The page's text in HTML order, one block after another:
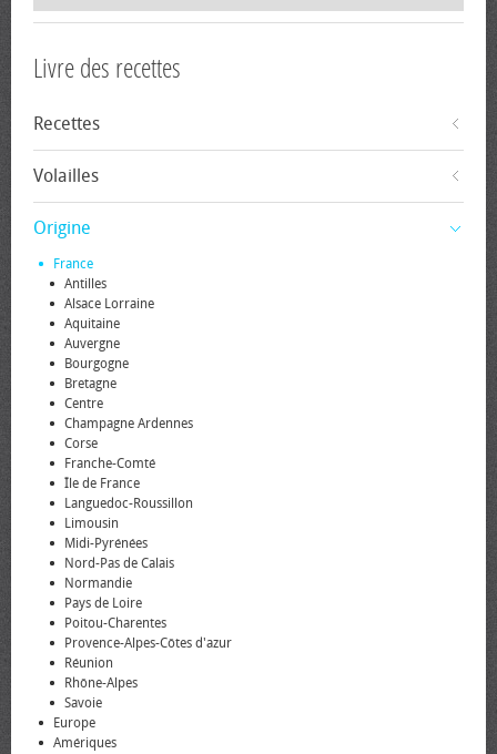
Livre des recettes
Recettes
Volailles
Origine
France
Antilles
Alsace Lorraine
Aquitaine
Auvergne
Bourgogne
Bretagne
Centre
Champagne Ardennes
Corse
Franche-Comté
Île de France
Languedoc-Roussillon
Limousin
Midi-Pyrénées
Nord-Pas de Calais
Normandie
Pays de Loire
Poitou-Charentes
Provence-Alpes-Côtes d'azur
Réunion
Rhône-Alpes
Savoie
Europe
Amériques